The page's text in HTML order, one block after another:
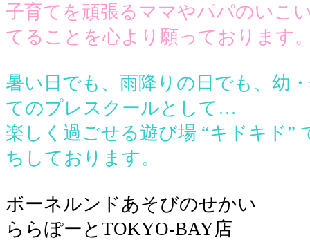
子育てを頑張るママやパパのいこ
てることを心より願っております
暑い日でも、雨降りの日でも、幼
てのプレスクールとして…
楽しく過ごせる遊び場 “キドキド”
ちしております。
ボーネルンドあそびのせかい
ららぽーとTOKYO-BAY店